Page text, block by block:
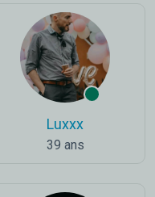
Luxxx
39 ans